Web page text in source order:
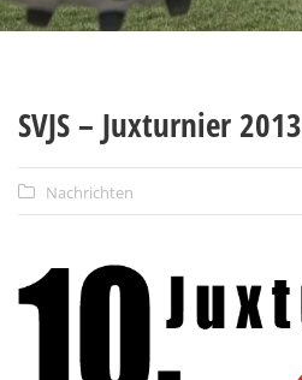
SVJS – Juxturnier 2013
Nachrichten